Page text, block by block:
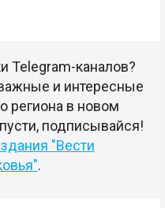
Telegram-каналов?
и интересные
региона в новом
подписывайся!
"Вести
.